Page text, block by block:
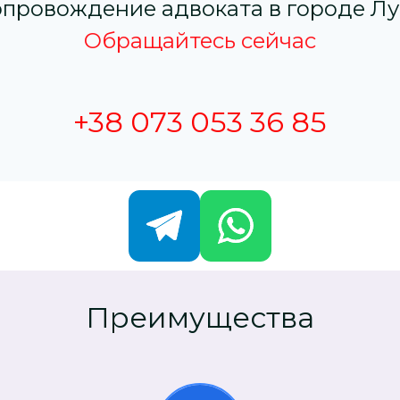
адвоката в городе
Обращайтесь сейчас
+38 073 053 36 85
Преимущества